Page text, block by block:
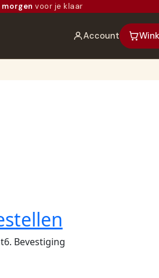
morgen voor je klaar
Account